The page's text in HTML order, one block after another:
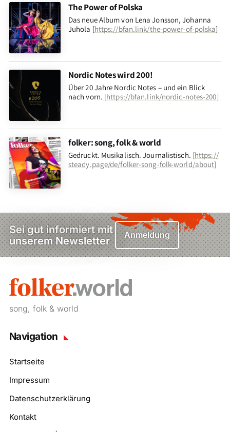
The Power of Polska
Das neue Album von Lena Jonsson, Johanna
Juhola [https://bfan.link/the-power-of-polska]
Nordic Notes wird 200!
Über 20 Jahre Nordic Notes – und ein Blick
nach vorn. [https://bfan.link/nordic-notes-200]
folker: song, folk & world
Gedruckt. Musikalisch. Journalistisch. [https://
steady.page/de/folker-song-folk-world/about]
Sei gut informiert mit
unserem Newsletter
Anmeldung
song, folk & world
Navigation
Startseite
Impressum
Datenschutzerklärung
Kontakt